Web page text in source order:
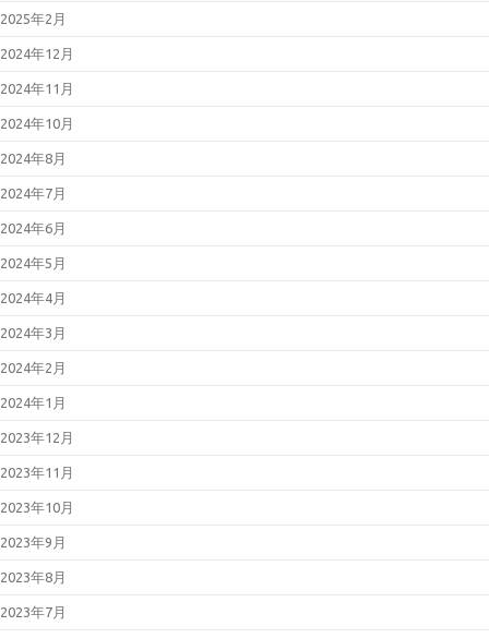
2025年2月
2024年12月
2024年11月
2024年10月
2024年8月
2024年7月
2024年6月
2024年5月
2024年4月
2024年3月
2024年2月
2024年1月
2023年12月
2023年11月
2023年10月
2023年9月
2023年8月
2023年7月